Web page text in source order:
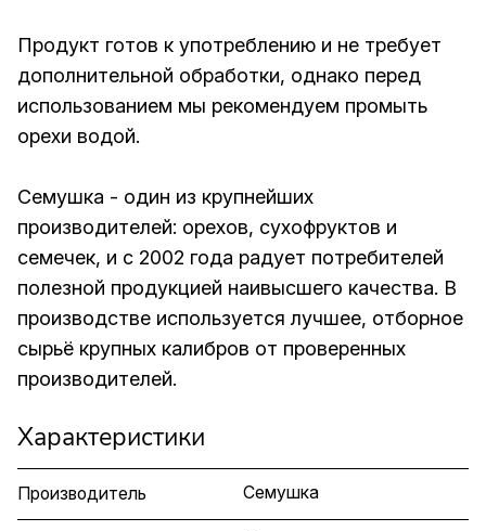
Продукт готов к употреблению и не требует
дополнительной обработки, однако перед
использованием мы рекомендуем промыть
орехи водой.
Семушка - один из крупнейших
производителей: орехов, сухофруктов и
семечек, и с 2002 года радует потребителей
полезной продукцией наивысшего качества. В
производстве используется лучшее, отборное
сырьё крупных калибров от проверенных
производителей.
Характеристики
Производитель Семушка